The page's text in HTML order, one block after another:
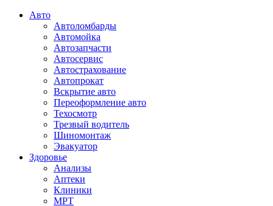
Авто
Автоломбарды
Автомойка
Автозапчасти
Автосервис
Автострахование
Автопрокат
Вскрытие авто
Переоформление авто
Техосмотр
Трезвый водитель
Шиномонтаж
Эвакуатор
Здоровье
Анализы
Аптеки
Клиники
МРТ